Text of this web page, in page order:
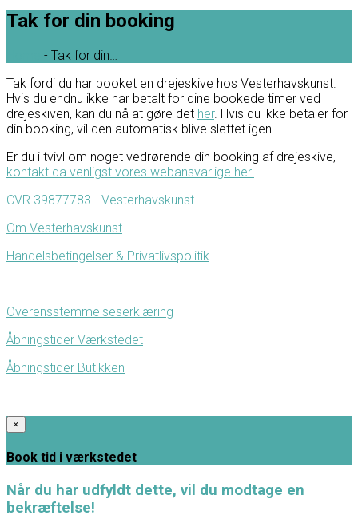
Tak for din booking
- Tak for din…
Tak fordi du har booket en drejeskive hos Vesterhavskunst.
Hvis du endnu ikke har betalt for dine bookede timer ved
drejeskiven, kan du nå at gøre det her. Hvis du ikke betaler for
din booking, vil den automatisk blive slettet igen.
Er du i tvivl om noget vedrørende din booking af drejeskive,
kontakt da venligst vores webansvarlige her.
CVR 39877783 - Vesterhavskunst
Om Vesterhavskunst
Handelsbetingelser & Privatlivspolitik
Overensstemmelseserklæring
Åbningstider Værkstedet
Åbningstider Butikken
×
Book tid i værkstedet
Når du har udfyldt dette, vil du modtage en
bekræftelse!